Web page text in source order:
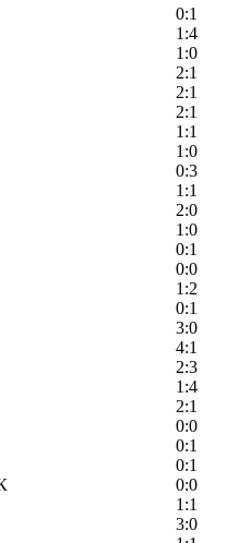
0:1
1:4
1:0
2:1
2:1
2:1
1:1
1:0
0:3
1:1
2:0
1:0
0:1
0:0
1:2
0:1
3:0
4:1
2:3
1:4
2:1
0:0
0:1
0:1
0:0
1:1
3:0